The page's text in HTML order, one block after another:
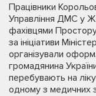
Працівники
Управління ДМС у
фахівцями
за ініціативи
організували
громадянина
перебувають на
одному з медичних